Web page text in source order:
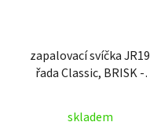
zapalovací svíčka JR19
řada Classic, BRISK -
skladem